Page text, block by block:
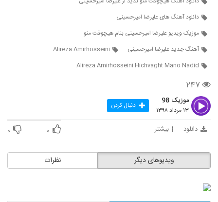
5265
دانلود آهنگ نفرین به تنهایی از محمدحسین
سلطانی به همراه متن ترانه
۲۸۴ بازدید
5267
موزیک زیبای اغیش یاغیر از سعید دسترنج
5268
Del Borideh)
۲۷۹ بازدید
دانلود آهنگ های علیرضا امیرحسینی
موزیک ویدیو علیرضا امیرحسینی بنام هیچوقت منو
آهنگ جدید علیرضا امیرحسینی
Alireza Amirhosseini
Alireza Amirhosseini Hichvaght Mano Nadid
۲۴۷
موزیک 98
۱۳ مرداد ۱۳۹۸ دنبال کردن
دانلود بیشتر ۰ ۰
نظرات ویدیوهای دیگر